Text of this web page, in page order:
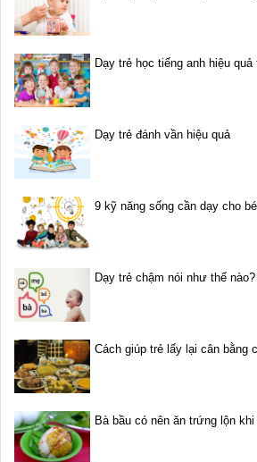
Dạy trẻ học tiếng anh hiệu quả
Dạy trẻ đánh vần hiệu quả
9 kỹ năng sống cần dạy cho
Dạy trẻ chậm nói như thế nào?
Cách giúp trẻ lấy lại cân bằng
Bà bầu có nên ăn trứng lộn